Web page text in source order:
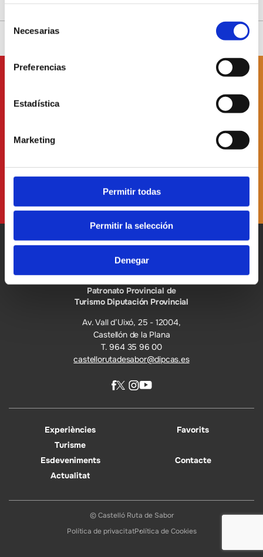
Selección
Necesarias
Preferencias
Estadística
Marketing
Permitir todas
Permitir la selección
Denegar
nuestro butlletí
He llegit i accepte
Patronato Provincial de
Turismo Diputación Provincial
Av. Vall d’Uixó, 25 - 12004,
Castellón de la Plana
T. 964 35 96 00
castellorutadesabor@dipcas.es
Experiències
Turisme
Esdeveniments
Actualitat
Favorits
Contacte
© Castelló Ruta de Sabor
Política de privacitatPolítica de Cookies